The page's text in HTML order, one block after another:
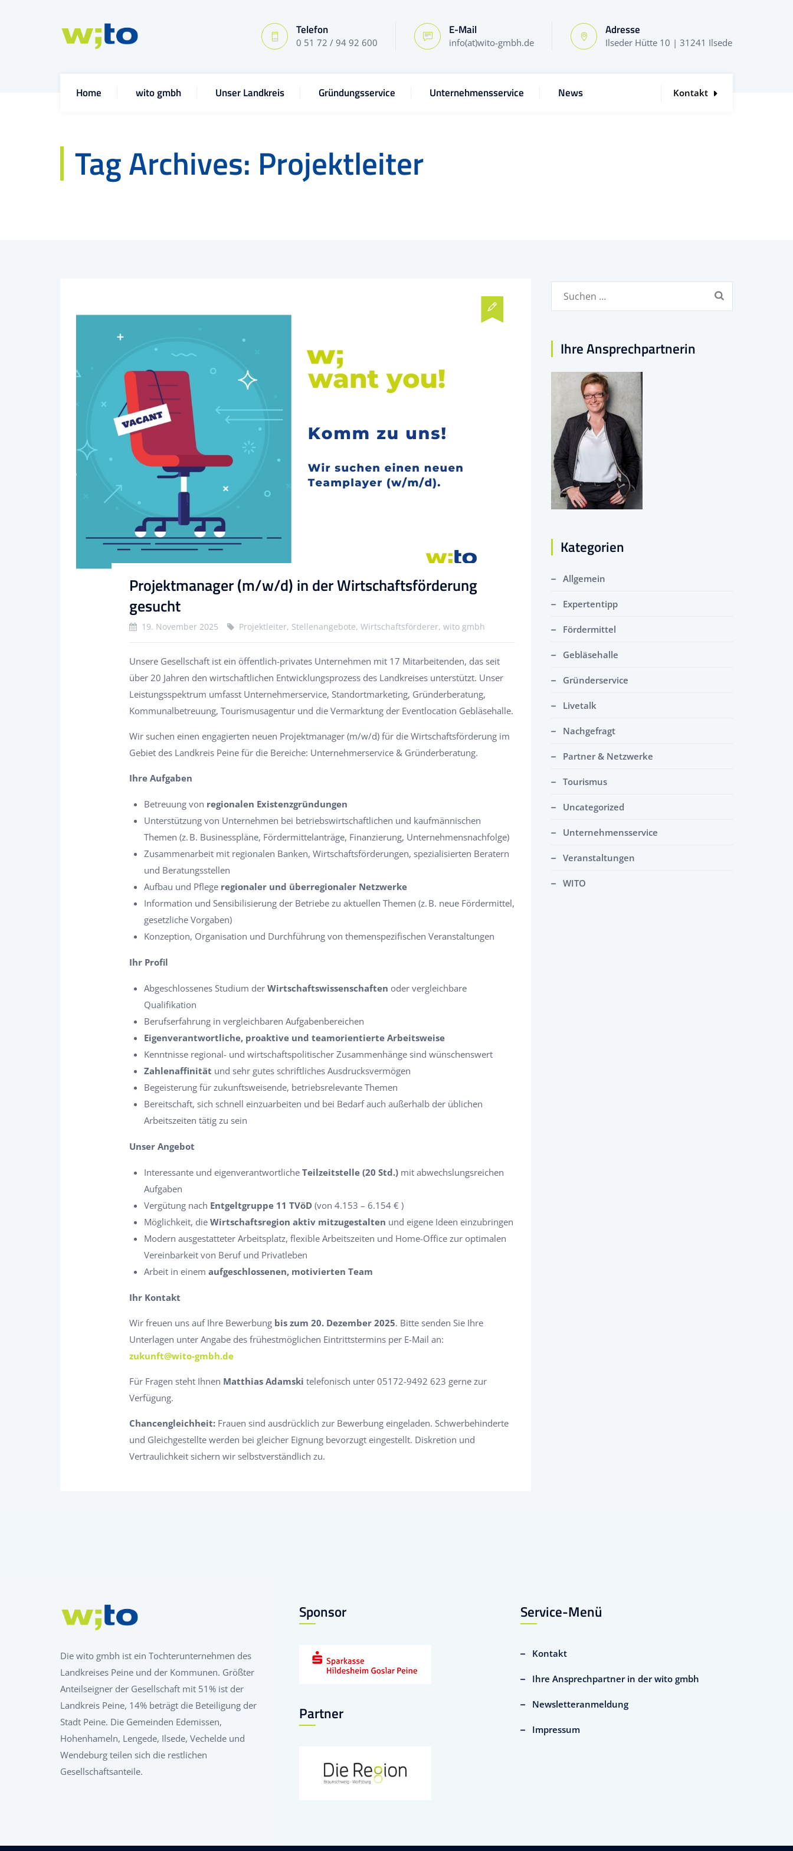
Telefon
0 51 72 / 94 92 600
E-Mail
info(at)wito-gmbh.de
Adresse
Ilseder Hütte 10 | 31241 Ilsede
Home wito gmbh Unser Landkreis Gründungsservice Unternehmensservice News Kontakt
Tag Archives: Projektleiter
Projektmanager (m/w/d) in der Wirtschaftsförderung
gesucht
19. November 2025 Projektleiter, Stellenangebote, Wirtschaftsförderer, wito gmbh
Unsere Gesellschaft ist ein öffentlich-privates Unternehmen mit 17 Mitarbeitenden, das seit
über 20 Jahren den wirtschaftlichen Entwicklungsprozess des Landkreises unterstützt. Unser
Leistungsspektrum umfasst Unternehmerservice, Standortmarketing, Gründerberatung,
Kommunalbetreuung, Tourismusagentur und die Vermarktung der Eventlocation Gebläsehalle.
Wir suchen einen engagierten neuen Projektmanager (m/w/d) für die Wirtschaftsförderung im
Gebiet des Landkreis Peine für die Bereiche: Unternehmerservice & Gründerberatung.
Ihre Aufgaben
Betreuung von regionalen Existenzgründungen
Unterstützung von Unternehmen bei betriebswirtschaftlichen und kaufmännischen
Themen (z. B. Businesspläne, Fördermittelanträge, Finanzierung, Unternehmensnachfolge)
Zusammenarbeit mit regionalen Banken, Wirtschaftsförderungen, spezialisierten Beratern
und Beratungsstellen
Aufbau und Pflege regionaler und überregionaler Netzwerke
Information und Sensibilisierung der Betriebe zu aktuellen Themen (z. B. neue Fördermittel,
gesetzliche Vorgaben)
Konzeption, Organisation und Durchführung von themenspezifischen Veranstaltungen
Ihr Profil
Abgeschlossenes Studium der Wirtschaftswissenschaften oder vergleichbare
Qualifikation
Berufserfahrung in vergleichbaren Aufgabenbereichen
Eigenverantwortliche, proaktive und teamorientierte Arbeitsweise
Kenntnisse regional- und wirtschaftspolitischer Zusammenhänge sind wünschenswert
Zahlenaffinität und sehr gutes schriftliches Ausdrucksvermögen
Begeisterung für zukunftsweisende, betriebsrelevante Themen
Bereitschaft, sich schnell einzuarbeiten und bei Bedarf auch außerhalb der üblichen
Arbeitszeiten tätig zu sein
Unser Angebot
Interessante und eigenverantwortliche Teilzeitstelle (20 Std.) mit abwechslungsreichen
Aufgaben
Vergütung nach Entgeltgruppe 11 TVöD (von 4.153 – 6.154 € )
Möglichkeit, die Wirtschaftsregion aktiv mitzugestalten und eigene Ideen einzubringen
Modern ausgestatteter Arbeitsplatz, flexible Arbeitszeiten und Home-Office zur optimalen
Vereinbarkeit von Beruf und Privatleben
Arbeit in einem aufgeschlossenen, motivierten Team
Ihr Kontakt
Wir freuen uns auf Ihre Bewerbung bis zum 20. Dezember 2025. Bitte senden Sie Ihre
Unterlagen unter Angabe des frühestmöglichen Eintrittstermins per E-Mail an:
zukunft@wito-gmbh.de
Für Fragen steht Ihnen Matthias Adamski telefonisch unter 05172-9492 623 gerne zur
Verfügung.
Chancengleichheit: Frauen sind ausdrücklich zur Bewerbung eingeladen. Schwerbehinderte
und Gleichgestellte werden bei gleicher Eignung bevorzugt eingestellt. Diskretion und
Vertraulichkeit sichern wir selbstverständlich zu.
Suchen
Ihre Ansprechpartnerin
Kategorien
Allgemein
Expertentipp
Fördermittel
Gebläsehalle
Gründerservice
Livetalk
Nachgefragt
Partner & Netzwerke
Tourismus
Uncategorized
Unternehmensservice
Veranstaltungen
WITO
Die wito gmbh ist ein Tochterunternehmen des
Landkreises Peine und der Kommunen. Größter
Anteilseigner der Gesellschaft mit 51% ist der
Landkreis Peine, 14% beträgt die Beteiligung der
Stadt Peine. Die Gemeinden Edemissen,
Hohenhameln, Lengede, Ilsede, Vechelde und
Wendeburg teilen sich die restlichen
Gesellschaftsanteile.
Sponsor
Partner
Service-Menü
Kontakt
Ihre Ansprechpartner in der wito gmbh
Newsletteranmeldung
Impressum